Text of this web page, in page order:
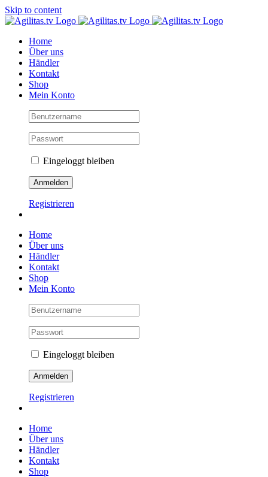
Skip to content
Home
Über uns
Händler
Kontakt
Shop
Mein Konto
Eingeloggt bleiben
Registrieren
Home
Über uns
Händler
Kontakt
Shop
Mein Konto
Eingeloggt bleiben
Registrieren
Home
Über uns
Händler
Kontakt
Shop